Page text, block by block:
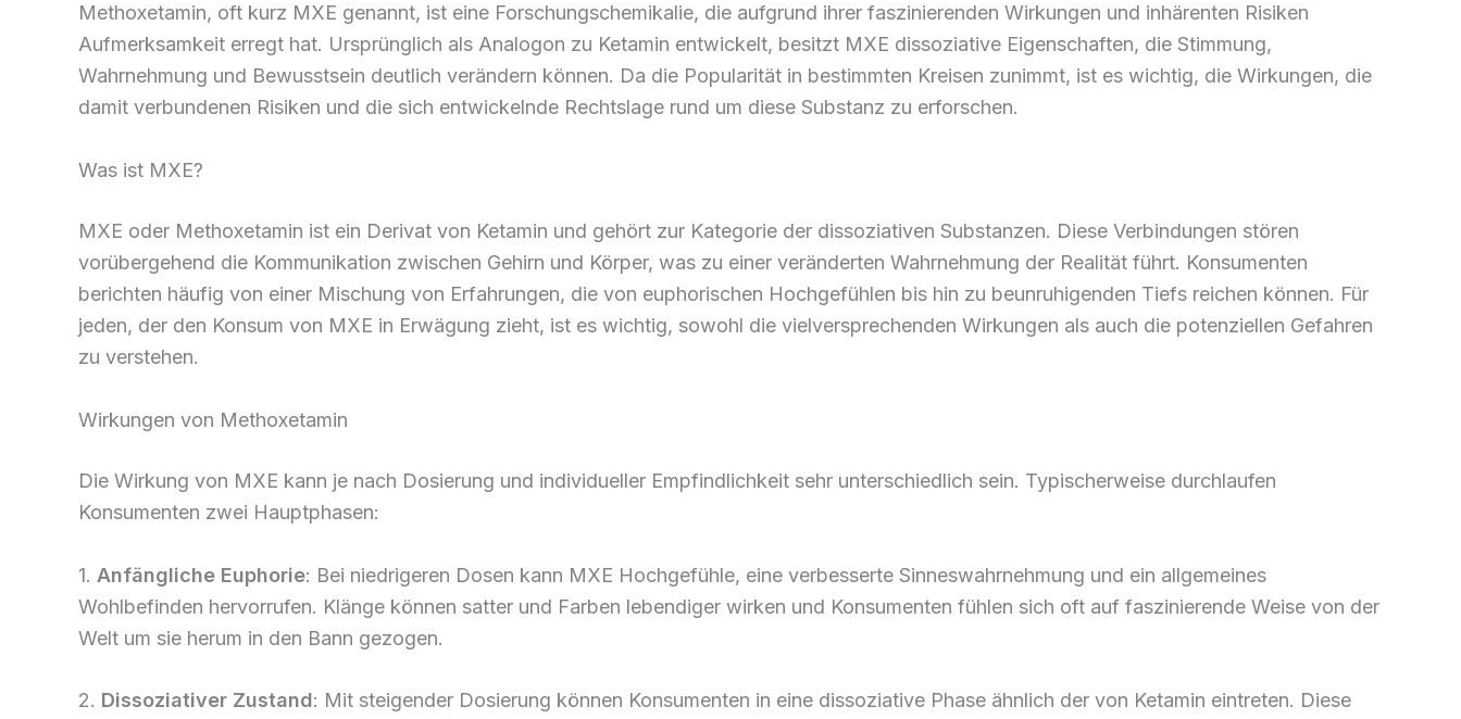
Methoxetamin, oft kurz MXE genannt, ist eine Forschungschemikalie, die aufgrund ihrer faszinierenden Wirkungen und inhärenten Risiken
Aufmerksamkeit erregt hat. Ursprünglich als Analogon zu Ketamin entwickelt, besitzt MXE dissoziative Eigenschaften, die Stimmung,
Wahrnehmung und Bewusstsein deutlich verändern können. Da die Popularität in bestimmten Kreisen zunimmt, ist es wichtig, die Wirkungen, die
damit verbundenen Risiken und die sich entwickelnde Rechtslage rund um diese Substanz zu erforschen.
Was ist MXE?
MXE oder Methoxetamin ist ein Derivat von Ketamin und gehört zur Kategorie der dissoziativen Substanzen. Diese Verbindungen stören
vorübergehend die Kommunikation zwischen Gehirn und Körper, was zu einer veränderten Wahrnehmung der Realität führt. Konsumenten
berichten häufig von einer Mischung von Erfahrungen, die von euphorischen Hochgefühlen bis hin zu beunruhigenden Tiefs reichen können. Für
jeden, der den Konsum von MXE in Erwägung zieht, ist es wichtig, sowohl die vielversprechenden Wirkungen als auch die potenziellen Gefahren
zu verstehen.
Wirkungen von Methoxetamin
Die Wirkung von MXE kann je nach Dosierung und individueller Empfindlichkeit sehr unterschiedlich sein. Typischerweise durchlaufen
Konsumenten zwei Hauptphasen:
1. Anfängliche Euphorie: Bei niedrigeren Dosen kann MXE Hochgefühle, eine verbesserte Sinneswahrnehmung und ein allgemeines
Wohlbefinden hervorrufen. Klänge können satter und Farben lebendiger wirken und Konsumenten fühlen sich oft auf faszinierende Weise von der
Welt um sie herum in den Bann gezogen.
2. Dissoziativer Zustand: Mit steigender Dosierung können Konsumenten in eine dissoziative Phase ähnlich der von Ketamin eintreten. Diese